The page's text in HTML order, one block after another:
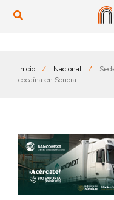
Inicio / Nacional /
cocaína en Sonora